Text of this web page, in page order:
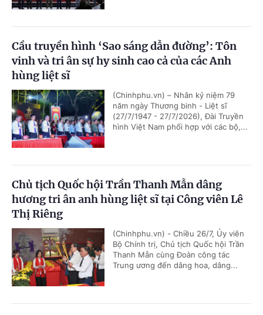
Cầu truyền hình ‘Sao sáng dẫn đường’: Tôn
vinh và tri ân sự hy sinh cao cả của các Anh
hùng liệt sĩ
(Chinhphu.vn) – Nhân kỷ niệm 79
năm ngày Thương binh - Liệt sĩ
(27/7/1947 - 27/7/2026), Đài Truyền
hình Việt Nam phối hợp với các bộ,...
Chủ tịch Quốc hội Trần Thanh Mẫn dâng
hương tri ân anh hùng liệt sĩ tại Công viên Lê
Thị Riêng
(Chinhphu.vn) - Chiều 26/7, Ủy viên
Bộ Chính trị, Chủ tịch Quốc hội Trần
Thanh Mẫn cùng Đoàn công tác
Trung ương đến dâng hoa, dâng...